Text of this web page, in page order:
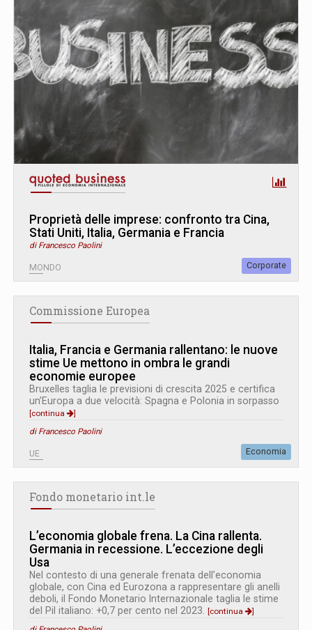
Proprietà delle imprese: confronto tra Cina,
Stati Uniti, Italia, Germania e Francia
di Francesco Paolini
MONDO Corporate
Commissione Europea
Italia, Francia e Germania rallentano: le nuove
stime Ue mettono in ombra le grandi
economie europee
Bruxelles taglia le previsioni di crescita 2025 e certifica
un’Europa a due velocità: Spagna e Polonia in sorpasso
[continua
]
di Francesco Paolini
UE Economia
Fondo monetario int.le
L’economia globale frena. La Cina rallenta.
Germania in recessione. L’eccezione degli
Usa
Nel contesto di una generale frenata dell’economia
globale, con Cina ed Eurozona a rappresentare gli anelli
deboli, il Fondo Monetario Internazionale taglia le stime
del Pil italiano: +0,7 per cento nel 2023. [continua
]